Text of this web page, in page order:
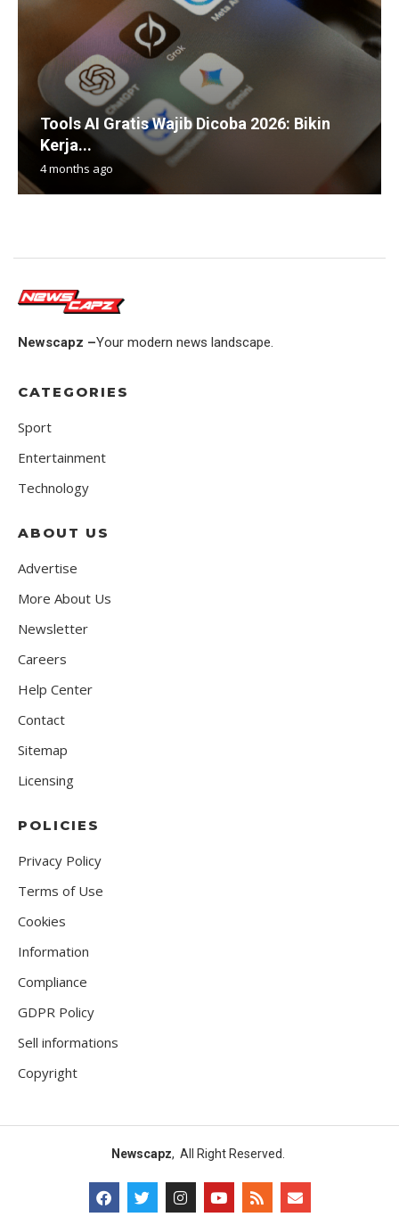
Tools AI Gratis Wajib Dicoba 2026: Bikin
Kerja...
4 months ago
Newscapz –Your modern news landscape.
CATEGORIES
Sport
Entertainment
Technology
ABOUT US
Advertise
More About Us
Newsletter
Careers
Help Center
Contact
Sitemap
Licensing
POLICIES
Privacy Policy
Terms of Use
Cookies
Information
Compliance
GDPR Policy
Sell informations
Copyright
Newscapz, All Right Reserved.